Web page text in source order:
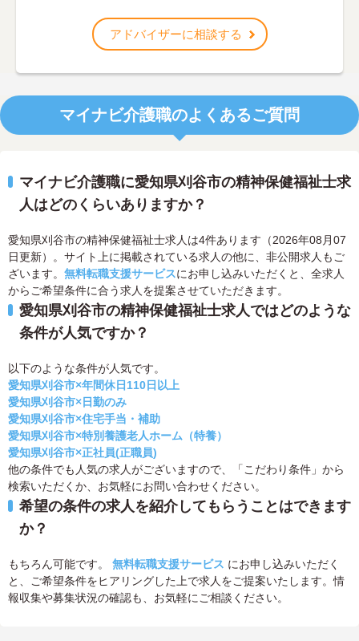
アドバイザーに相談する
マイナビ介護職のよくあるご質問
マイナビ介護職に愛知県刈谷市の精神保健福祉士求
人はどのくらいありますか？
愛知県刈谷市の精神保健福祉士求人は4件あります（2026年08月07
日更新）。サイト上に掲載されている求人の他に、非公開求人もご
ざいます。 無料転職支援サービスにお申し込みいただくと、全求人
からご希望条件に合う求人を提案させていただきます。
愛知県刈谷市の精神保健福祉士求人ではどのような
条件が人気ですか？
以下のような条件が人気です。
愛知県刈谷市×年間休日110日以上
愛知県刈谷市×日勤のみ
愛知県刈谷市×住宅手当・補助
愛知県刈谷市×特別養護老人ホーム（特養）
愛知県刈谷市×正社員(正職員)
他の条件でも人気の求人がございますので、「こだわり条件」から
検索いただくか、お気軽にお問い合わせください。
希望の条件の求人を紹介してもらうことはできます
か？
もちろん可能です。 無料転職支援サービス にお申し込みいただく
と、ご希望条件をヒアリングした上で求人をご提案いたします。情
報収集や募集状況の確認も、お気軽にご相談ください。